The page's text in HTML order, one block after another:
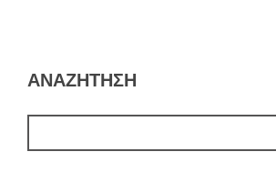
ΑΝΑΖΗΤΗΣΗ